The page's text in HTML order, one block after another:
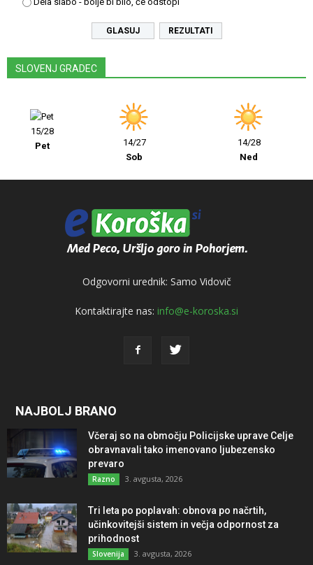
REZULTATI
SLOVENJ GRADEC
15/28
Pet
14/27
Sob
14/28
Ned
Odgovorni urednik: Samo Vidovič
Kontaktirajte nas: info@e-koroska.si
NAJBOLJ BRANO
Včeraj so na območju Policijske uprave Celje
obravnavali tako imenovano ljubezensko
prevaro
Razno 3. avgusta, 2026
Tri leta po poplavah: obnova po načrtih,
učinkovitejši sistem in večja odpornost za
prihodnost
Slovenija 3. avgusta, 2026